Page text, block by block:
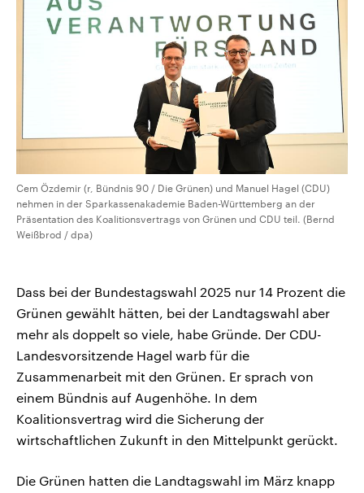
Cem Özdemir (r, Bündnis 90 / Die Grünen) und Manuel Hagel (CDU)
nehmen in der Sparkassenakademie Baden-Württemberg an der
Präsentation des Koalitionsvertrags von Grünen und CDU teil. (Bernd
Weißbrod / dpa)
Dass bei der Bundestagswahl 2025 nur 14 Prozent die
Grünen gewählt hätten, bei der Landtagswahl aber
mehr als doppelt so viele, habe Gründe. Der CDU-
Landesvorsitzende Hagel warb für die
Zusammenarbeit mit den Grünen. Er sprach von
einem Bündnis auf Augenhöhe. In dem
Koalitionsvertrag wird die Sicherung der
wirtschaftlichen Zukunft in den Mittelpunkt gerückt.
Die Grünen hatten die Landtagswahl im März knapp